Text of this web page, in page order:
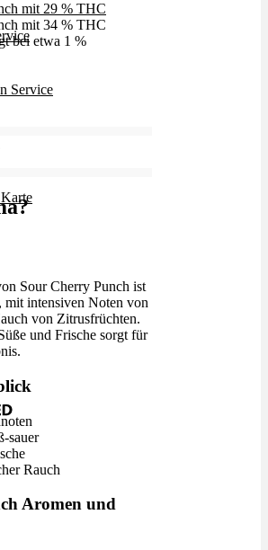
Service
mit 29 % THC
mit 34 % THC
bei etwa 1 %
Sour Cherry Punch ist
mit intensiven Noten von
von Zitrusfrüchten.
und Frische sorgt für
sauer
Rauch
Aromen und